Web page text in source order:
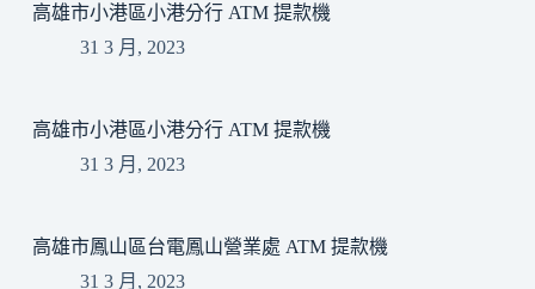
高雄市小港區小港分行 ATM 提款機
31 3 月, 2023
高雄市小港區小港分行 ATM 提款機
31 3 月, 2023
高雄市鳳山區台電鳳山營業處 ATM 提款機
31 3 月, 2023